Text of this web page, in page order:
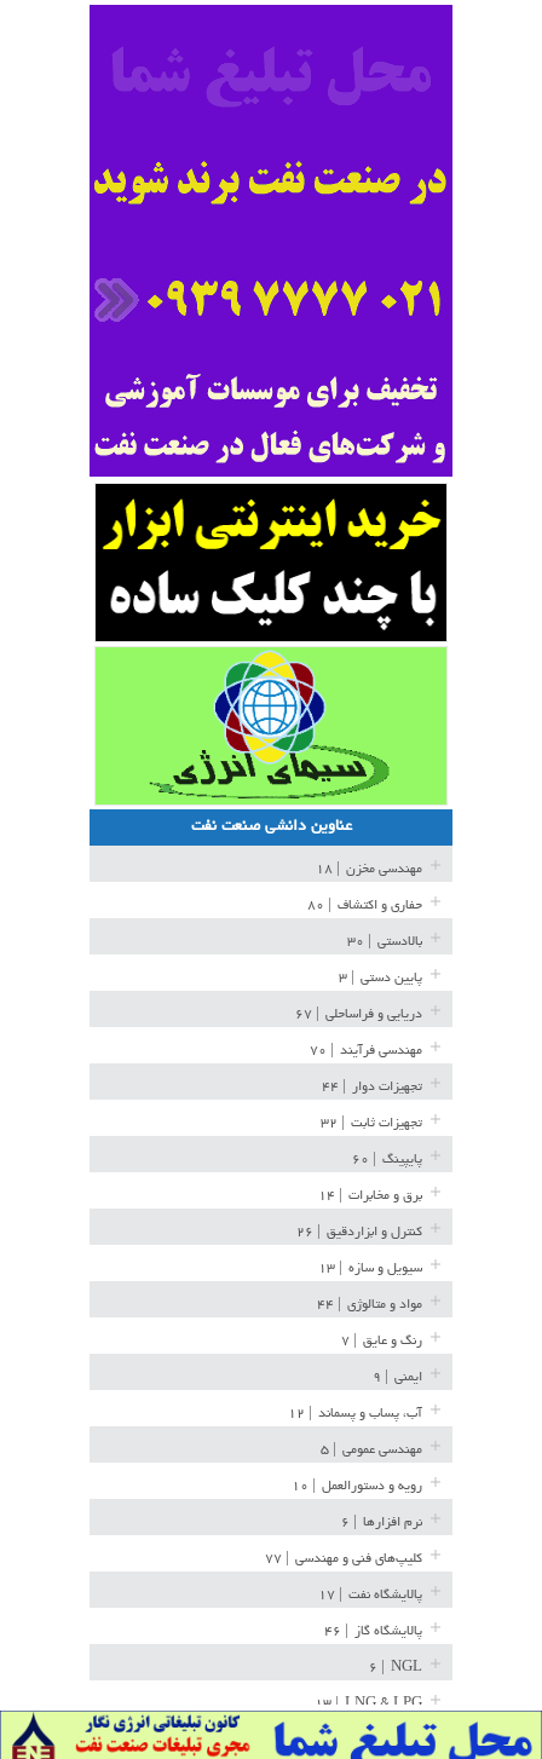
عناوین دانشی صنعت نفت
مهندسی مخزن
حفاری و اکتشاف
بالادستی
پایین دستی
دریایی و فراساحلی
مهندسی فرآیند
تجهیزات دوار
تجهیزات ثابت
پایپینگ
برق و مخابرات
کنترل و ابزاردقیق
سیویل و سازه
مواد و متالوژی
رنگ و عایق
ایمنی
آب، پساب و پسماند
مهندسی عمومی
رویه و دستورالعمل
نرم افزارها
کلیپ‌های فنی و مهندسی
پالایشگاه نفت
پالایشگاه گاز
NGL
LNG & LPG | ۱۳
خط لوله | ۳۶